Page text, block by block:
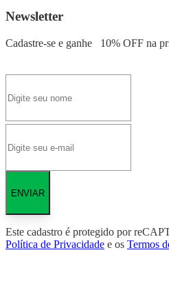
Newsletter
Cadastre-se e ganhe 10% OFF na
ENVIAR
Este cadastro é protegido por
Política de Privacidade e os Termos